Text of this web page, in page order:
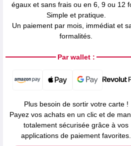
égaux et sans frais ou en 6, 9 ou 12
Simple et pratique.
Un paiement par mois, immédiat et
formalités.
Par wallet :
Plus besoin de sortir votre carte !
Payez vos achats en un clic et de
totalement sécurisée grâce à vos
applications de paiement favorites.